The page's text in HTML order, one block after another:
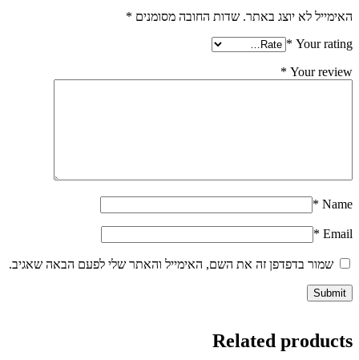
האימייל לא יוצג באתר. שדות החובה מסומנים *
Your rating
*
Your review
*
Name
*
Email
*
שמור בדפדפן זה את השם, האימייל והאתר שלי לפעם הבאה שאגיב.
Related products